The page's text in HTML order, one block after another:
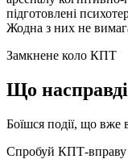
підготовлені
Жодна з них не
Замкнене коло КПТ
Що насправді
Боїшся події, що вже
Спробуй КПТ-вправу